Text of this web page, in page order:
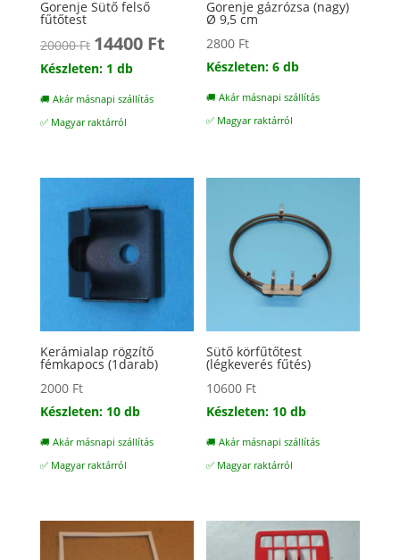
Gorenje Sütő felső
fűtőtest
20000Ft Original
price
14400 FtCurrent
Készleten: 1 db
🚚 Akár másnapi szállítás
✅ Magyar raktárról
Gorenje gázrózsa (nagy)
Ø 9,5 cm
2800 Ft
Készleten: 6 db
🚚 Akár másnapi szállítás
✅ Magyar raktárról
Kerámialap rögzítő
fémkapocs (1darab)
2000 Ft
Készleten: 10 db
🚚 Akár másnapi szállítás
✅ Magyar raktárról
Sütő körfűtőtest
(légkeverés fűtés)
10600 Ft
Készleten: 10 db
🚚 Akár másnapi szállítás
✅ Magyar raktárról